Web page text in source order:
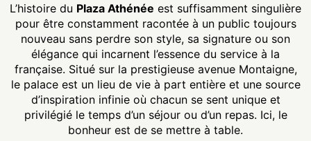
L’histoire du Plaza Athénée est suffisamment singulière
pour être constamment racontée à un public toujours
nouveau sans perdre son style, sa signature ou son
élégance qui incarnent l’essence du service à la
française. Situé sur la prestigieuse avenue Montaigne,
le palace est un lieu de vie à part entière et une source
d’inspiration infinie où chacun se sent unique et
privilégié le temps d’un séjour ou d’un repas. Ici, le
bonheur est de se mettre à table.